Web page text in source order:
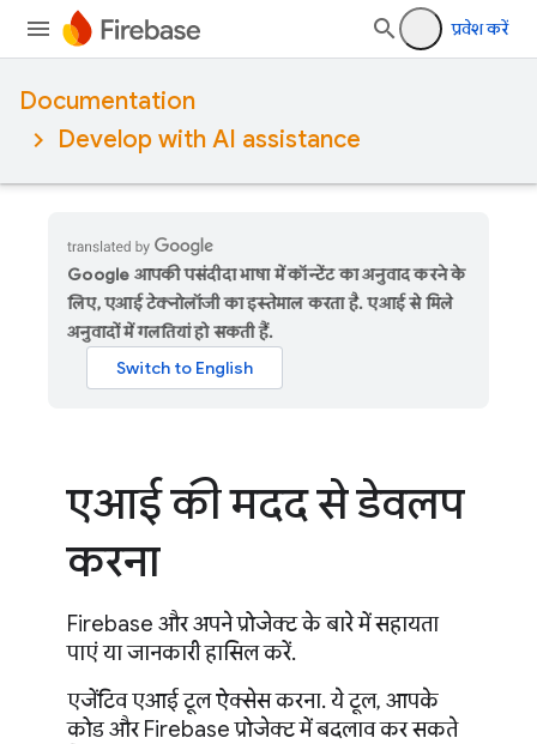
प्रवेश करें
Documentation
Develop with AI assistance
Google आपकी पसंदीदा भाषा में कॉन्टेंट का अनुवाद करने के
लिए, एआई टेक्नोलॉजी का इस्तेमाल करता है. एआई से मिले
अनुवादों में गलतियां हो सकती हैं.
एआई की मदद से डेवलप
करना
Firebase और अपने प्रोजेक्ट के बारे में सहायता
पाएं या जानकारी हासिल करें.
एजेंटिव एआई टूल ऐक्सेस करना. ये टूल, आपके
कोड और Firebase प्रोजेक्ट में बदलाव कर सकते